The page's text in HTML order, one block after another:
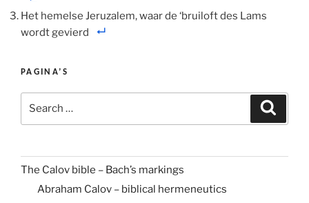
Het hemelse Jeruzalem, waar de ‘bruiloft des Lams
wordt gevierd
PAGINA’S
The Calov bible – Bach’s markings
Abraham Calov – biblical hermeneutics